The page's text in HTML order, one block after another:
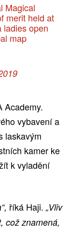
Magical
merit held at
ladies open
map
Academy.
vybavení a
laskavým
kamer ke
k vyladění
říká Haji. „Vliv
což znamená,